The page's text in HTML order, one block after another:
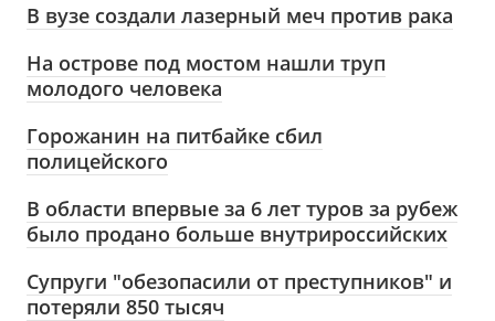
В вузе создали лазерный меч против рака
На острове под мостом нашли труп
молодого человека
Горожанин на питбайке сбил
полицейского
В области впервые за 6 лет туров за рубеж
было продано больше внутрироссийских
Супруги "обезопасили от преступников" и
потеряли 850 тысяч